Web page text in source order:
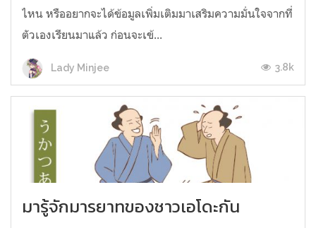
ไหน หรืออยากจะได้ข้อมูลเพิ่มเติมมาเสริมความมั่นใจจากที่
ตัวเองเรียนมาแล้ว ก่อนจะเข้...
Lady Minjee 3.8k
มารู้จักมารยาทของชาวเอโดะกัน